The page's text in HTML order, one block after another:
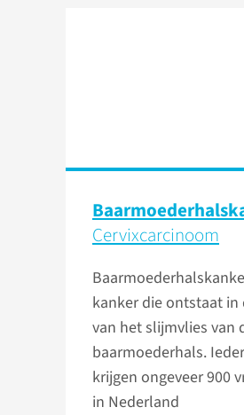
Cervixcarcinoom
kanker die ontstaat in
van het slijmvlies van
baarmoederhals.
krijgen ongeveer 900
in Nederland